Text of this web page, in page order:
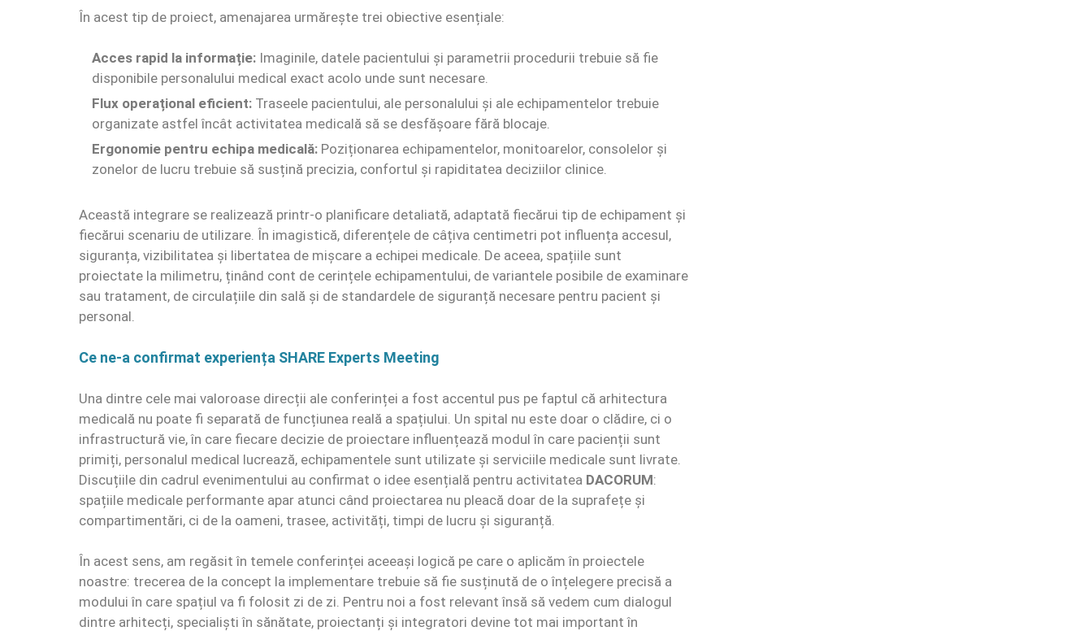
În acest tip de proiect, amenajarea urmărește trei obiective esențiale:
Acces rapid la informație: Imaginile, datele pacientului și parametrii procedurii trebuie să fie
disponibile personalului medical exact acolo unde sunt necesare.
Flux operațional eficient: Traseele pacientului, ale personalului și ale echipamentelor trebuie
organizate astfel încât activitatea medicală să se desfășoare fără blocaje.
Ergonomie pentru echipa medicală: Poziționarea echipamentelor, monitoarelor, consolelor și
zonelor de lucru trebuie să susțină precizia, confortul și rapiditatea deciziilor clinice.
Această integrare se realizează printr-o planificare detaliată, adaptată fiecărui tip de echipament și
fiecărui scenariu de utilizare. În imagistică, diferențele de câțiva centimetri pot influența accesul,
siguranța, vizibilitatea și libertatea de mișcare a echipei medicale. De aceea, spațiile sunt
proiectate la milimetru, ținând cont de cerințele echipamentului, de variantele posibile de examinare
sau tratament, de circulațiile din sală și de standardele de siguranță necesare pentru pacient și
personal.
Ce ne-a confirmat experiența SHARE Experts Meeting
Una dintre cele mai valoroase direcții ale conferinței a fost accentul pus pe faptul că arhitectura
medicală nu poate fi separată de funcțiunea reală a spațiului. Un spital nu este doar o clădire, ci o
infrastructură vie, în care fiecare decizie de proiectare influențează modul în care pacienții sunt
primiți, personalul medical lucrează, echipamentele sunt utilizate și serviciile medicale sunt livrate.
Discuțiile din cadrul evenimentului au confirmat o idee esențială pentru activitatea DACORUM:
spațiile medicale performante apar atunci când proiectarea nu pleacă doar de la suprafețe și
compartimentări, ci de la oameni, trasee, activități, timpi de lucru și siguranță.
În acest sens, am regăsit în temele conferinței aceeași logică pe care o aplicăm în proiectele
noastre: trecerea de la concept la implementare trebuie să fie susținută de o înțelegere precisă a
modului în care spațiul va fi folosit zi de zi. Pentru noi a fost relevant însă să vedem cum dialogul
dintre arhitecți, specialiști în sănătate, proiectanți și integratori devine tot mai important în